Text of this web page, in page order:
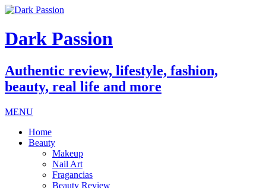
Dark Passion
Authentic review, lifestyle, fashion,
beauty, real life and more
MENU
Home
Beauty
Makeup
Nail Art
Fragancias
Beauty Review